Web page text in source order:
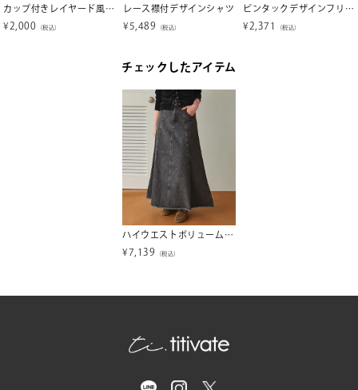
カップ付きレイヤード風キャミソール
¥ 2,000 （税込）
レース襟付デザインシャツ
¥ 5,489 （税込）
ピンタックデザインフリルブラウス
¥ 2,371 （税込）
チェックしたアイテム
ハイウエストボリュームフレアデニムスカート
¥7,139 （税込）